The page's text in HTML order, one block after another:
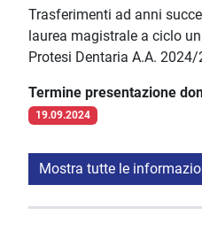
Trasferimenti ad anni
laurea magistrale a ciclo
Protesi Dentaria A.A. 2024/
Termine presentazione
19.09.2024
Mostra tutte le